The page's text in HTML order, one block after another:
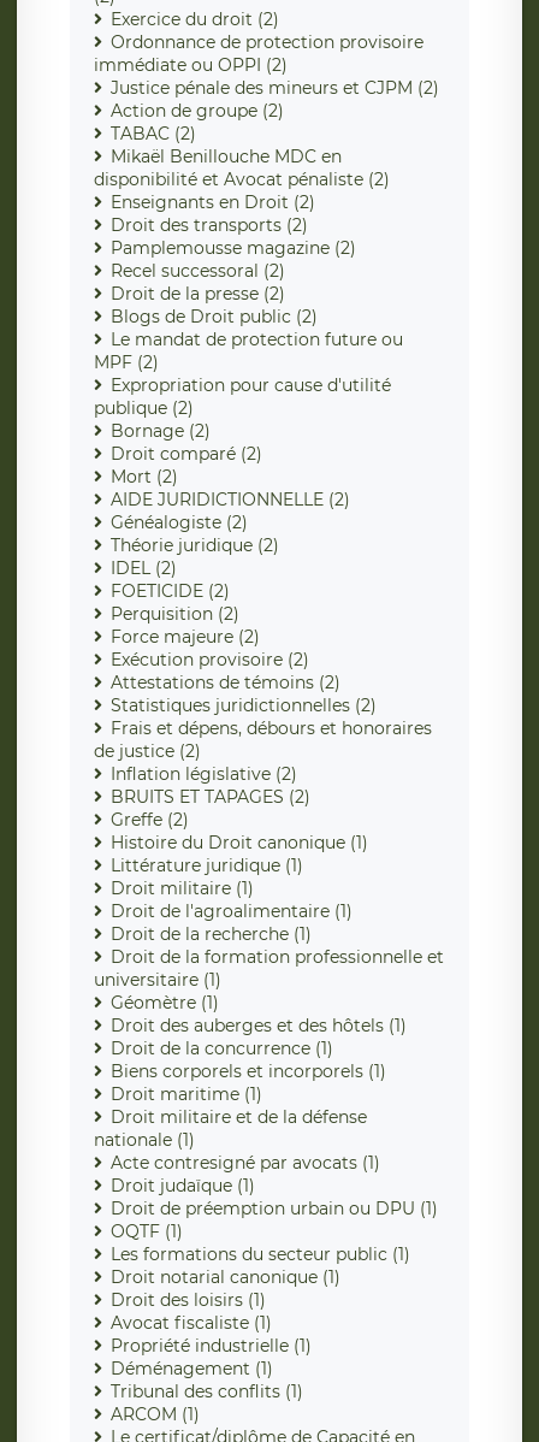
Exercice du droit (2)
Ordonnance de protection provisoire
immédiate ou OPPI (2)
Justice pénale des mineurs et CJPM (2)
Action de groupe (2)
TABAC (2)
Mikaël Benillouche MDC en
disponibilité et Avocat pénaliste (2)
Enseignants en Droit (2)
Droit des transports (2)
Pamplemousse magazine (2)
Recel successoral (2)
Droit de la presse (2)
Blogs de Droit public (2)
Le mandat de protection future ou
MPF (2)
Expropriation pour cause d'utilité
publique (2)
Bornage (2)
Droit comparé (2)
Mort (2)
AIDE JURIDICTIONNELLE (2)
Généalogiste (2)
Théorie juridique (2)
IDEL (2)
FOETICIDE (2)
Perquisition (2)
Force majeure (2)
Exécution provisoire (2)
Attestations de témoins (2)
Statistiques juridictionnelles (2)
Frais et dépens, débours et honoraires
de justice (2)
Inflation législative (2)
BRUITS ET TAPAGES (2)
Greffe (2)
Histoire du Droit canonique (1)
Littérature juridique (1)
Droit militaire (1)
Droit de l'agroalimentaire (1)
Droit de la recherche (1)
Droit de la formation professionnelle et
universitaire (1)
Géomètre (1)
Droit des auberges et des hôtels (1)
Droit de la concurrence (1)
Biens corporels et incorporels (1)
Droit maritime (1)
Droit militaire et de la défense
nationale (1)
Acte contresigné par avocats (1)
Droit judaïque (1)
Droit de préemption urbain ou DPU (1)
OQTF (1)
Les formations du secteur public (1)
Droit notarial canonique (1)
Droit des loisirs (1)
Avocat fiscaliste (1)
Propriété industrielle (1)
Déménagement (1)
Tribunal des conflits (1)
ARCOM (1)
Le certificat/diplôme de Capacité en